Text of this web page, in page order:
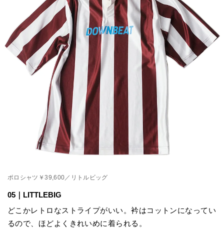
ポロシャツ￥39,600／リトルビッグ
05｜LITTLEBIG
どこかレトロなストライプがいい。衿はコットンになってい
るので、ほどよくきれいめに着られる。